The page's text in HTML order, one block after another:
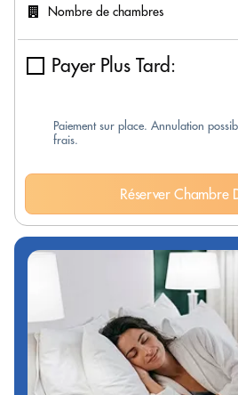
Nombre de chambres
Payer Plus Tard:
Paiement sur place. Annulation
frais.
Réserver Chambre